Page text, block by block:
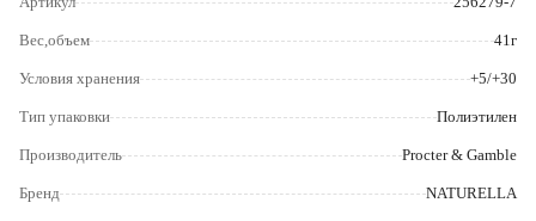
Ярославль
Вес,объем 41г
Условия хранения +5/+30
Тип упаковки Полиэтилен
Производитель Procter & Gamble
Бренд NATURELLA